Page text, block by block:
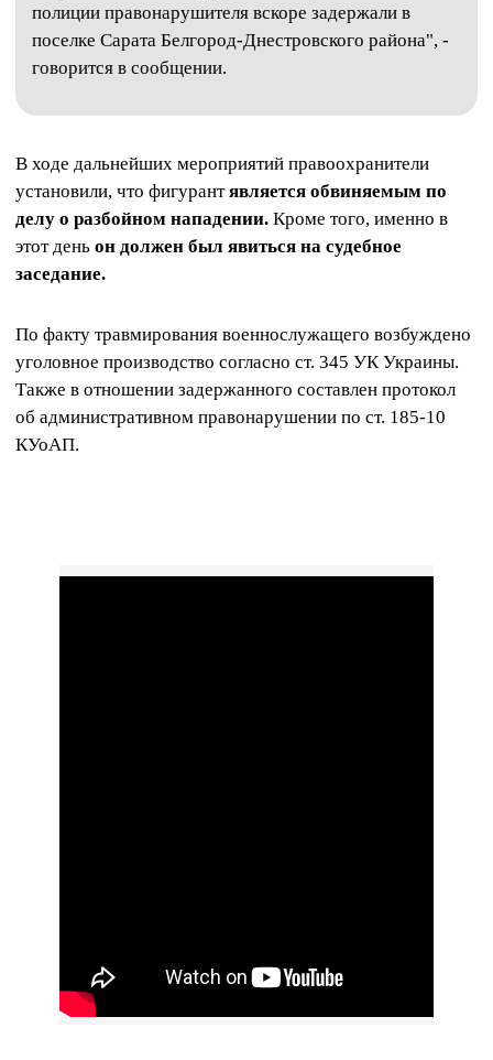
полиции правонарушителя вскоре задержали в
поселке Сарата Белгород-Днестровского района", -
говорится в сообщении.
В ходе дальнейших мероприятий правоохранители
установили, что фигурант является обвиняемым по
делу о разбойном нападении. Кроме того, именно в
этот день он должен был явиться на судебное
заседание.
По факту травмирования военнослужащего возбуждено
уголовное производство согласно ст. 345 УК Украины.
Также в отношении задержанного составлен протокол
об административном правонарушении по ст. 185-10
КУоАП.